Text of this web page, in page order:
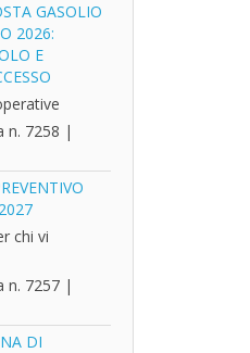
GASOLIO
2026:
E
n. 7258 |
chi vi
n. 7257|
DI